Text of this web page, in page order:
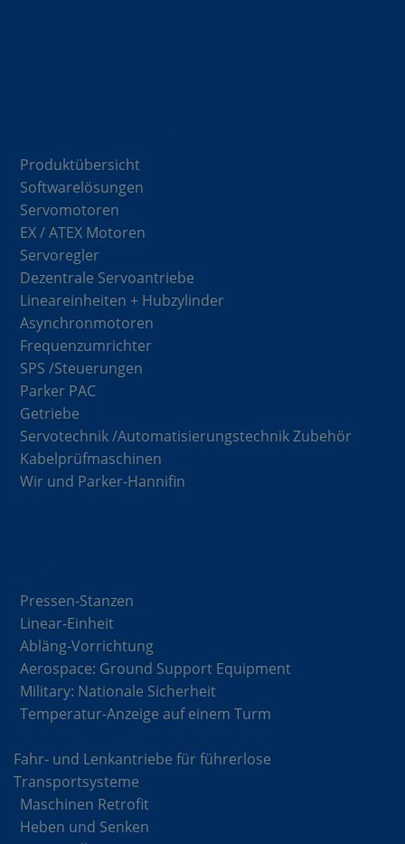
Produktübersicht
Softwarelösungen
Servomotoren
EX / ATEX Motoren
Servoregler
Dezentrale Servoantriebe
Lineareinheiten + Hubzylinder
Asynchronmotoren
Frequenzumrichter
SPS /Steuerungen
Parker PAC
Getriebe
Servotechnik /Automatisierungstechnik Zubehör
Kabelprüfmaschinen
Wir und Parker-Hannifin
Pressen-Stanzen
Linear-Einheit
Abläng-Vorrichtung
Aerospace: Ground Support Equipment
Military: Nationale Sicherheit
Temperatur-Anzeige auf einem Turm
Fahr- und Lenkantriebe für führerlose
Transportsysteme
Maschinen Retrofit
Heben und Senken